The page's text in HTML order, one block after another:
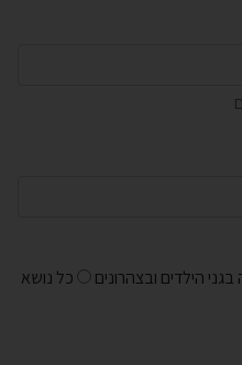
בגני הילדים ובצהרונים
כל נושא